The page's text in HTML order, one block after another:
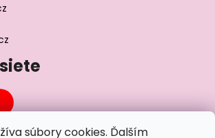
súbory cookies. Ďalším